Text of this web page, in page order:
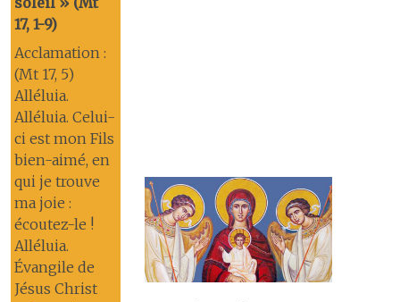
17, 1-9)
Acclamation :
(Mt 17, 5)
Alléluia.
Alléluia. Celui-
ci est mon Fils
bien-aimé, en
qui je trouve
ma joie :
écoutez-le !
Alléluia.
Évangile de
Jésus Christ